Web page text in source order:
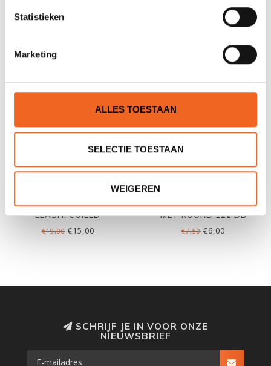
Statistieken
Marketing
ALLES TOESTAAN
SELECTIE TOESTAAN
WEIGEREN
LEASH, PRO FLEX
€10,00
LEASH, COILED
€19,00€15,00
MET KOORD 122 DB
€7,50 €6,00
SCHRIJF JE IN VOOR ONZE
NIEUWSBRIEF